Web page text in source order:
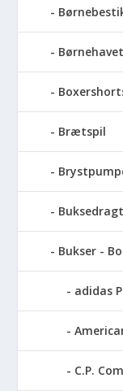
Brætspil
Buksedragt
Bukser -
adidas
C.P.